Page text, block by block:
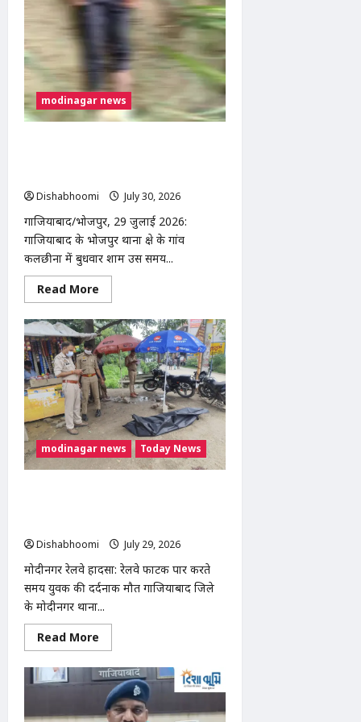
आरोप,
छेड़छाड़
तेजाब
डालने
की
धमकी;
थाने
में
तहरीर
modinagar news
Dishabhoomi
July 30, 2026
गाजियाबाद/भोजपुर, 29 जुलाई 2026:
गाजियाबाद के भोजपुर थाना क्षेत्र के गांव
कलछीना में बुधवार शाम उस समय...
Read More
more
कलछीना
में
पेड़
से
लटका
मिला
युवक
का
शव,
पत्नी
को
लेने
आया
था
modinagar news Today News
Dishabhoomi
July 29, 2026
मोदीनगर रेलवे हादसा: रेलवे फाटक पार करते
समय युवक की दर्दनाक मौत गाजियाबाद जिले
के मोदीनगर थाना...
Read More
more
मोदीनगर
रेलवे
हादसा:
मोदीपोन
चौकी